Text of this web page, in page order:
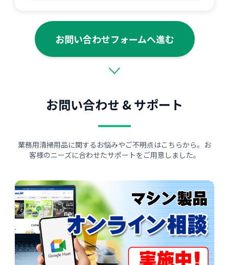
お問い合わせフォームへ進む
お問い合わせ & サポート
業務用清掃用品に関するお悩みやご不明点はこちらから。お
客様のニーズに合わせたサポートをご用意しました。